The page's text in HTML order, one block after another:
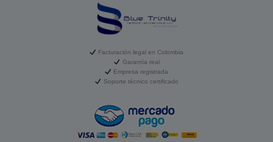
Facturación legal en Colombia
Garantía real
Empresa registrada
Soporte técnico certificado